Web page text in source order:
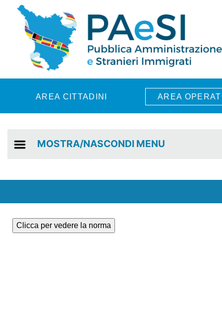
Skip to main content
AREA CITTADINI AREA
MOSTRA/NASCONDI MENU
Clicca per vedere la norma